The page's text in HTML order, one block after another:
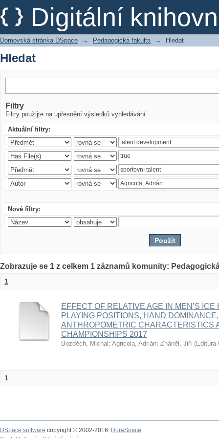
Digitální
Hledat
Domovská stránka DSpace → Pedagogická fakulta → Hledat
Hledat
Filtry
Filtry použijte na upřesnění výsledků vyhledávání.
Aktuální filtry:
Nové filtry:
Zobrazuje se 1 z celkem 1 záznamů komunity:
1
EFFECT OF RELATIVE AGE IN MEN’S
PLAYING POSITIONS, HAND
ANTHROPOMETRIC CHARACTERISTICS
CHAMPIONSHIPS 2017
Bozděch, Michal ; Agricola, Adrián; Zháněl, Jiří (Editura
1
DSpace software copyright © 2002-2016
DuraSpace